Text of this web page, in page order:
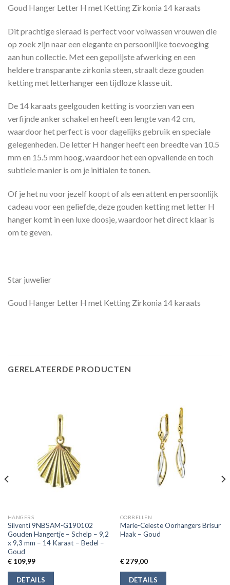
Goud Hanger Letter H met Ketting Zirkonia 14 karaats
Dit prachtige sieraad is perfect voor volwassen vrouwen die
op zoek zijn naar een elegante en persoonlijke toevoeging
aan hun collectie. Met een gepolijste afwerking en een
heldere transparante zirkonia steen, straalt deze gouden
ketting met letterhanger een tijdloze klasse uit.
De 14 karaats geelgouden ketting is voorzien van een
verfijnde anker schakel en heeft een lengte van 42 cm,
waardoor het perfect is voor dagelijks gebruik en speciale
gelegenheden. De letter H hanger heeft een breedte van 10.5
mm en 15.5 mm hoog, waardoor het een opvallende en toch
subtiele manier is om je initialen te tonen.
Of je het nu voor jezelf koopt of als een attent en persoonlijk
cadeau voor een geliefde, deze gouden ketting met letter H
hanger komt in een luxe doosje, waardoor het direct klaar is
om te geven.
Star juwelier
Goud Hanger Letter H met Ketting Zirkonia 14 karaats
GERELATEERDE PRODUCTEN
HANGERS
Silventi 9NBSAM-G190102
Gouden Hangertje – Schelp – 9,2
x 9,3 mm – 14 Karaat – Bedel –
Goud
€109,99
DETAILS
OORBELLEN
Marie-Celeste Oorhangers Brisur
Haak – Goud
€279,00
DETAILS